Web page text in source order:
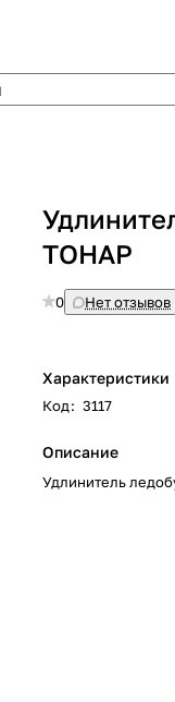
ТОНАР
0 Нет отзывов
Характеристики
Код: 3117
Описание
Удлинитель